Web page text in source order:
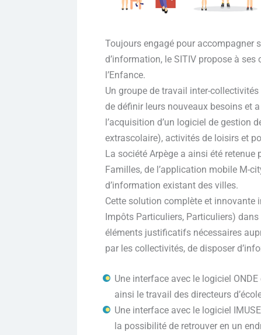
Toujours engagé pour accompagner
d’information, le SITIV propose à
l’Enfance.
Un groupe de travail inter-
de définir leurs nouveaux besoins et
l’acquisition d’un logiciel de gestion
extrascolaire), activités de loisirs et
La société Arpège a ainsi été
Familles, de l’application mobile M-
d’information existant des villes.
Cette solution complète et innovante
Impôts Particuliers, Particuliers)
éléments justificatifs nécessaires
par les collectivités, de disposer
Une interface avec le logiciel
ainsi le travail des directeurs
Une interface avec le logiciel
la possibilité de retrouver en un